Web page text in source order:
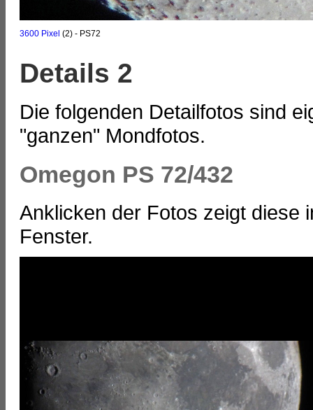
3600 Pixel (2) - PS72
Details 2
Die folgenden Detailfotos sind
"ganzen" Mondfotos.
Omegon PS 72/432
Anklicken der Fotos zeigt diese
Fenster.